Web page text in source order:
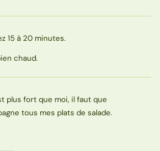
15 à 20 minutes.
chaud.
plus fort que moi, il faut que
tous mes plats de salade.